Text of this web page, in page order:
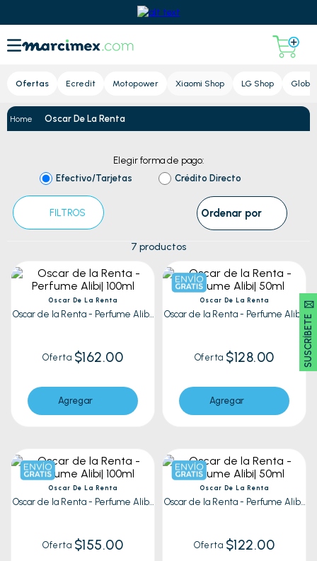
Ofertas Ecredit Motopower Xiaomi Shop LG Shop Global
SUSCRÍBETE 🖂
Oscar De La Renta
Elegir forma de pago:
Efectivo/Tarjetas
Crédito Directo
FILTROS Ordenar por
7 productos
Oscar De La Renta
Oscar de la Renta - Perfume Alibi|
Oferta $162.00
Agregar
Oscar De La Renta
Oscar de la Renta - Perfume Alibi|
Oferta $128.00
Agregar
Oscar De La Renta
Oscar de la Renta - Perfume Alibi|
Oferta $155.00
Oscar De La Renta
Oscar de la Renta - Perfume Alibi|
Oferta $122.00